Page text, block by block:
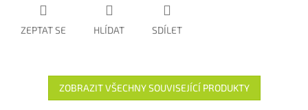
ZEPTAT SE HLÍDAT SDÍLET
ZOBRAZIT VŠECHNY SOUVISEJÍCÍ PRODUKTY